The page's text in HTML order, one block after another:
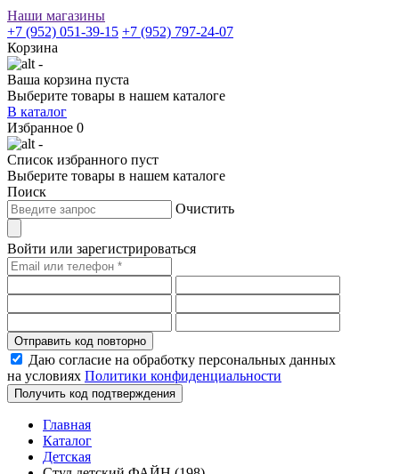
Наши магазины
+7 (952) 051-39-15 +7 (952) 797-24-07
Корзина
-
Ваша корзина пуста
Выберите товары в нашем каталоге
В каталог
Избранное 0
-
Список избранного пуст
Выберите товары в нашем каталоге
Поиск
Очистить
Войти или зарегистрироваться
Отправить код повторно
Даю согласие на обработку персональных данных
на условиях Политики конфиденциальности
Получить код подтверждения
Главная
Каталог
Детская